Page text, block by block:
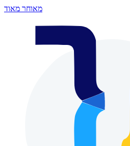
מאוחר מאוד